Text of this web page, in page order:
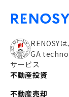
RENOSY
GA
サービス
不動産投資
不動産売却